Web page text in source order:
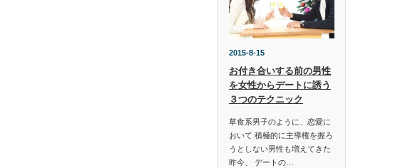
2015-8-15
お付き合いする前の男性
を女性からデートに誘う
３つのテクニック
草食系男子のように、恋愛に
おいて 積極的に主導権を握ろ
うとしない男性も増えてきた
昨今、 デートの…